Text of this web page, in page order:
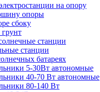
на опору
опоры
сбоку
станции
станции
батареях
5-30Вт автономные
40-70 Вт автономные
80-140 Вт